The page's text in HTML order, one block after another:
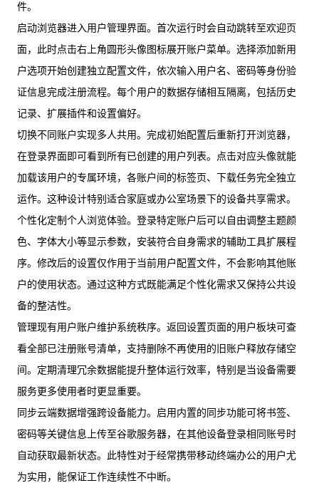
件。
启动浏览器进入用户管理界面。首次运行时会自动跳转至欢迎页
面，此时点击右上角圆形头像图标展开账户菜单。选择添加新用
户选项开始创建独立配置文件，依次输入用户名、密码等身份验
证信息完成注册流程。每个用户的数据存储相互隔离，包括历史
记录、扩展插件和设置偏好。
切换不同账户实现多人共用。完成初始配置后重新打开浏览器，
在登录界面即可看到所有已创建的用户列表。点击对应头像就能
加载该用户的专属环境，各账户间的标签页、下载任务完全独立
运作。这种设计特别适合家庭或办公室场景下的设备共享需求。
个性化定制个人浏览体验。登录特定账户后可以自由调整主题颜
色、字体大小等显示参数，安装符合自身需求的辅助工具扩展程
序。修改后的设置仅作用于当前用户配置文件，不会影响其他账
户的使用状态。通过这种方式既能满足个性化需求又保持公共设
备的整洁性。
管理现有用户账户维护系统秩序。返回设置页面的用户板块可查
看全部已注册账号清单，支持删除不再使用的旧账户释放存储空
间。定期清理冗余数据能提升整体运行效率，特别是当设备需要
服务更多使用者时更显重要。
同步云端数据增强跨设备能力。启用内置的同步功能可将书签、
密码等关键信息上传至谷歌服务器，在其他设备登录相同账号时
自动获取最新状态。此特性对于经常携带移动终端办公的用户尤
为实用，能保证工作连续性不中断。